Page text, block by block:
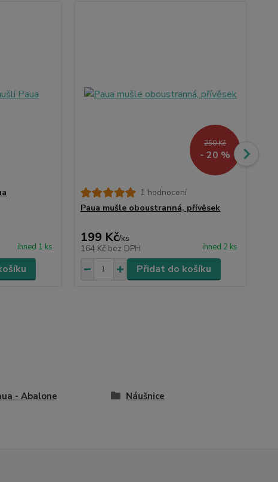
ihned 1 ks
250 Kč
- 20 %
1 hodnocení
Paua mušle oboustranná, přívěsek
199 Kč/ks
164 Kč bez DPH ihned 2 ks
Přidat do košíku
- Abalone Náušnice